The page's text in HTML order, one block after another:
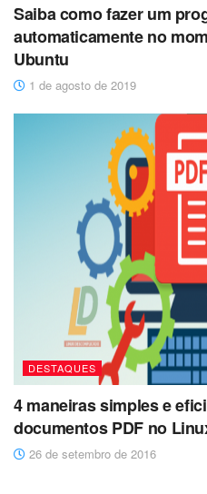
Saiba como fazer um
automaticamente no
Ubuntu
1 de agosto de 2019
DESTAQUES
4 maneiras simples e
documentos PDF no
26 de setembro de 2016